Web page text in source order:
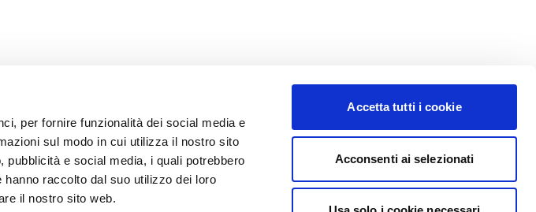
per fornire funzionalità dei social media e
sul modo in cui utilizza il nostro sito
e social media, i quali potrebbero
raccolto dal suo utilizzo dei loro
il nostro sito web.
Accetta tutti i cookie
Acconsenti ai selezionati